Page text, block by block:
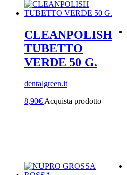
CLEANPOLISH
TUBETTO
VERDE 50 G.
dentalgreen.it
8,90€ Acquista prodotto